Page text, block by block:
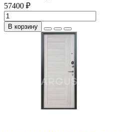
57400 ₽
В корзину